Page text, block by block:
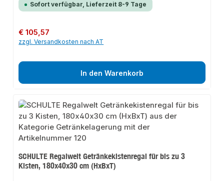
schaffen Sie den idealen Stauraum Ihrer Weinflaschen.PERFEKTES
MAßHierbei bietet das Weinregal einen einfachen Zugriff auf die
ermöglicht eine Aufstellung in nahezu jedem Raum des Hauses.MADE IN
GERMANYUnsere Regale werden ohne chemische Zusatzstoffe oder
Weichmacher nach streng überwachten Richtlinien in Deutschland
Flascheninklusive FachbodenHöhe = 180 cmBreite = 80 cm Tiefe = 35
Sofort verfügbar, Lieferzeit 8-9 Tage
Regulärer Preis:
€ 105,57
zzgl. Versandkosten nach AT
In den Warenkorb
SCHULTE Regalwelt Getränkekistenregal für bis zu 3
Kisten, 180x40x30 cm (HxBxT)